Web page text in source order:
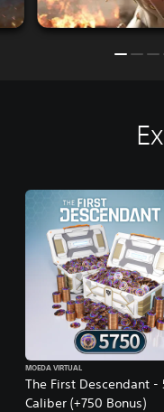
The First Descendant -
Caliber (+750 Bonus)
MOEDA VIRTUAL